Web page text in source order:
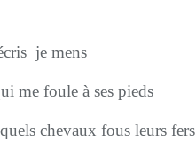
je mens
me foule à ses pieds
chevaux fous leurs fers